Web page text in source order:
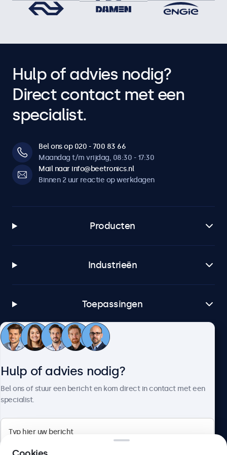
Toetsblokkering
Dimbaar backlight
Instelbare achtergrondverlichting via afstandsbediening of
optionele dimmer.
Spiegelfunctie
Compatibel met teleprompter. Beeld kan horizontaal en
Aansluitingen
HDMI
1x
BNC (CVBS)
USB-A
AUX ingang (3.5mm)
1x
AUX uitgang (3.5mm)
Afmetingen (zonder voetsteun)
Hulp of advies nodig?
Direct contact met een
specialist.
Bel ons op 020 - 700 83 66
Maandag t/m vrijdag, 08:30 - 17:30
Mail naar info@beetronics.nl
Binnen 2 uur reactie op werkdagen
Producten
Industrieën
Toepassingen
Klantenservice
Hulp of advies nodig?
Bel ons of stuur een bericht en kom direct in contact met een
specialist.